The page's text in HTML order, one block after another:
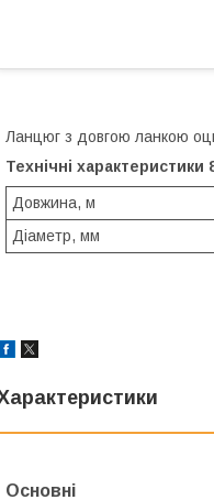
Ланцюг з довгою ланкою
Технічні характеристики
Довжина, м
Діаметр, мм
Основні